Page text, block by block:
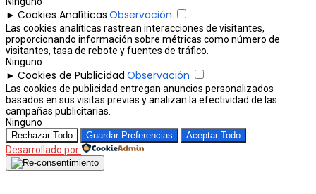
► Cookies Analíticas Observación
Las cookies analíticas rastrean interacciones de visitantes,
proporcionando información sobre métricas como número de
visitantes, tasa de rebote y fuentes de tráfico.
Ninguno
► Cookies de Publicidad Observación
Las cookies de publicidad entregan anuncios personalizados
basados en sus visitas previas y analizan la efectividad de las
campañas publicitarias.
Ninguno
Rechazar Todo Guardar Preferencias Aceptar Todo
Desarrollado por